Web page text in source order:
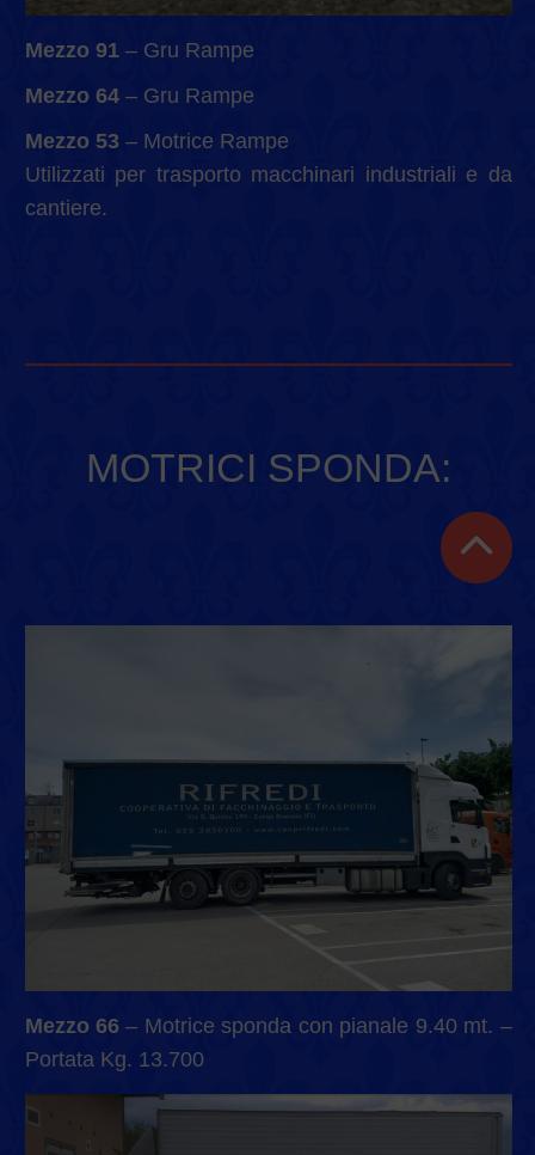
Mezzo 91– Gru Rampe
Mezzo 64– Gru Rampe
Mezzo 53 – Motrice Rampe
Utilizzati per trasporto macchinari industriali e da
cantiere.
MOTRICI SPONDA:
Mezzo 66 – Motrice sponda con pianale 9.40 mt. –
Portata Kg. 13.700